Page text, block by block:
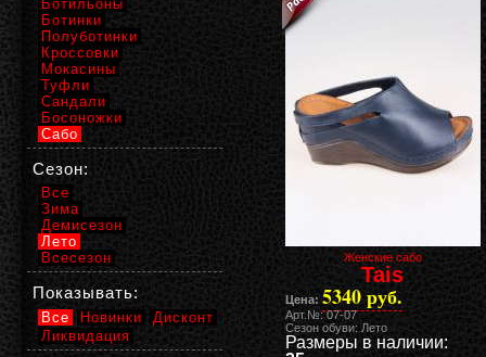
Женские сабо
Tais
Цена: 5340 руб.
Арт.№: 07-07
Сезон обуви: Лето
Размеры в наличии:
Ботильоны
Ботинки
Полуботинки
Кроссовки
Мокасины
Туфли
Сандали
Босоножки
Сабо
Сезон:
Все
Зима
Демисезон
Лето
Всесезон
Показывать:
Все Новинки
Дисконт
Ликвидация